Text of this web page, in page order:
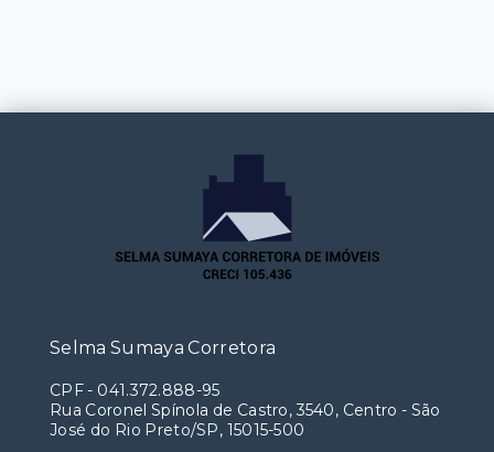
Selma Sumaya Corretora
CPF- 041.372.888-95
Rua Coronel Spínola de Castro, 3540, Centro - São
José do Rio Preto/SP, 15015-500